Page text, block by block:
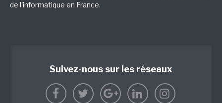
de l'informatique en France.
Suivez-nous sur les réseaux